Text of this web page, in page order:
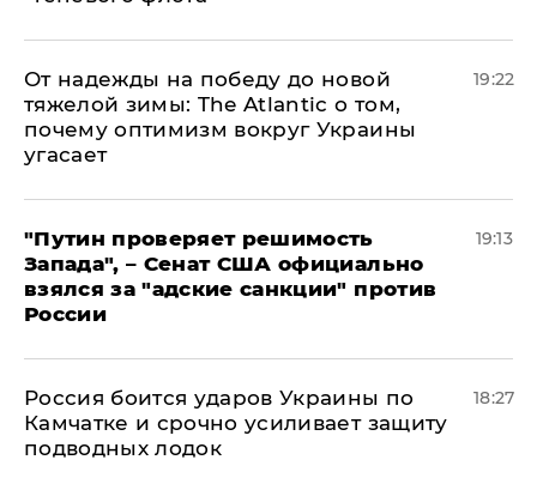
От надежды на победу до новой
тяжелой зимы: The Atlantic о том,
почему оптимизм вокруг Украины
угасает
19:22
"Путин проверяет решимость
Запада", – Сенат США официально
взялся за "адские санкции" против
России
19:13
Россия боится ударов Украины по
Камчатке и срочно усиливает защиту
подводных лодок
18:27